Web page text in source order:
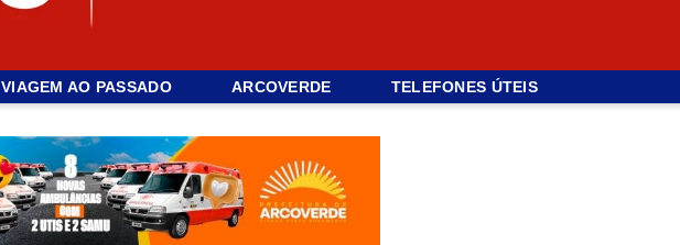
VIAGEM AO PASSADO ARCOVERDE TELEFONES ÚTEIS